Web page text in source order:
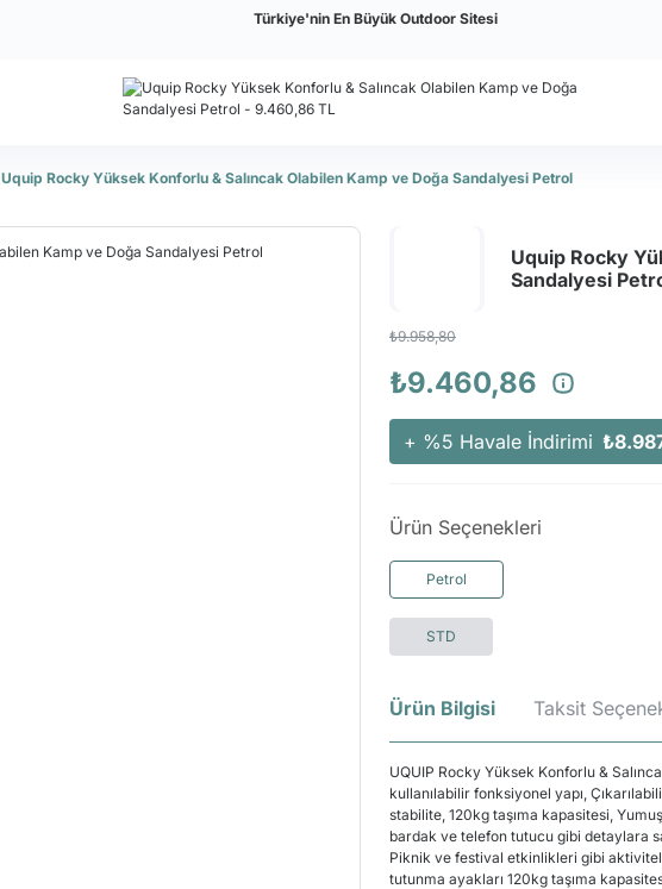
Türkiye'nin En Büyük Outdoor Sitesi
Uquip Rocky Yüksek Konforlu & Salıncak Olabilen Kamp ve Doğa Sandalyesi Petrol
Uquip Rocky
Sandalyesi
₺9.958,80
₺9.460,86
+ %5 Havale İndirimi
Ürün Seçenekleri
Petrol
STD
Ürün Bilgisi Taksit
UQUIP Rocky Yüksek Konforlu &
kullanılabilir fonksiyonel yapı,
stabilite, 120kg taşıma kapasitesi,
bardak ve telefon tutucu gibi detaylara
Piknik ve festival etkinlikleri gibi
tutunma ayakları 120kg taşıma